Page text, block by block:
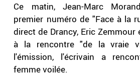
Ce matin, Jean-Marc
premier numéro de "Face à la
direct de Drancy, Eric Zemmour
à la rencontre "de la vraie
l'émission, l'écrivain a
femme voilée.